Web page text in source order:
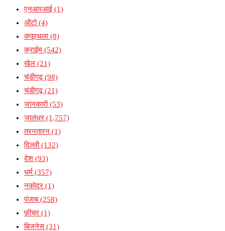
एनआरआई (1)
ऑटो(4)
कपूरथला(8)
क्राईम (542)
खेल (21)
चंडीगढ़(98)
चंडीगढ़(21)
जानकारी(53)
जालंधर (1,757)
तरनतारन (1)
दिल्ली(132)
देश (93)
धर्म (357)
नकोदर (1)
पंजाब(258)
फ़ीचर (1)
बिजनेस(31)